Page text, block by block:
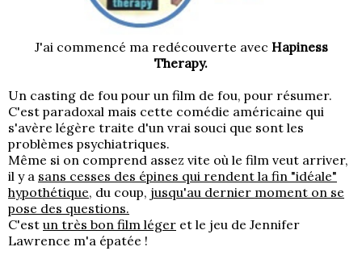
J'ai commencé ma redécouverte avec Hapiness
Therapy.
Un casting de fou pour un film de fou, pour résumer.
C'est paradoxal mais cette comédie américaine qui
s'avère légère traite d'un vrai souci que sont les
problèmes psychiatriques.
Même si on comprend assez vite où le film veut arriver,
il y a sans cesses des épines qui rendent la fin "idéale"
hypothétique, du coup, jusqu'au dernier moment on se
pose des questions.
C'est un très bon film léger et le jeu de Jennifer
Lawrence m'a épatée !